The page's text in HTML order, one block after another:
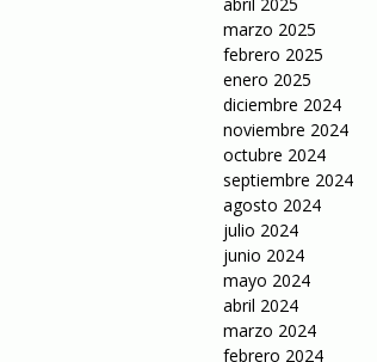
abril 2025
marzo 2025
febrero 2025
enero 2025
diciembre 2024
noviembre 2024
octubre 2024
septiembre 2024
agosto 2024
julio 2024
junio 2024
mayo 2024
abril 2024
marzo 2024
febrero 2024